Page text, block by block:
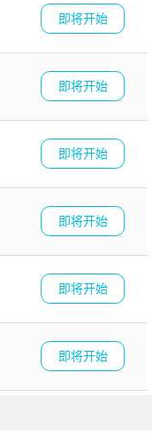
即将开始
即将开始
即将开始
即将开始
即将开始
即将开始